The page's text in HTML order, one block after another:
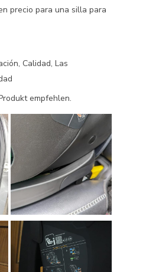
precio para una silla para
Calidad, Las
empfehlen.